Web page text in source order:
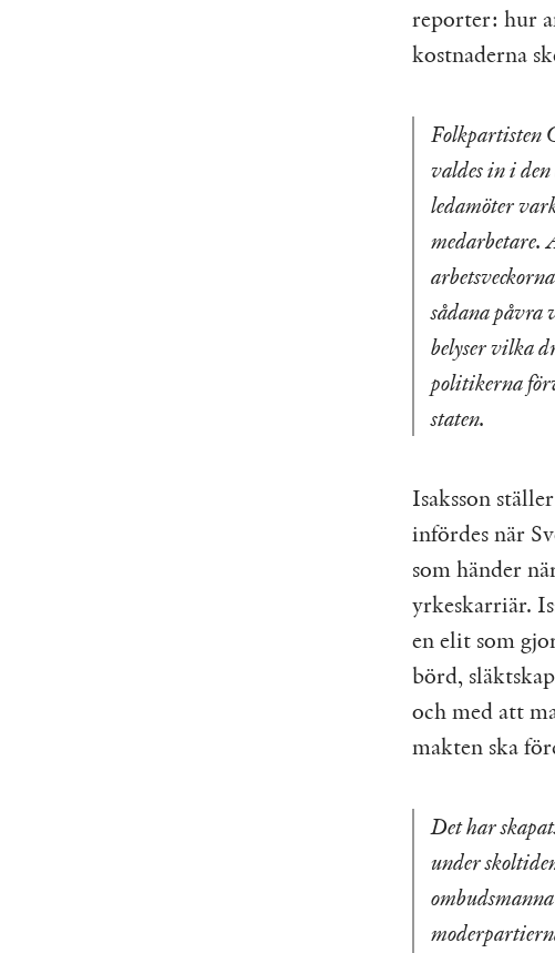
reporter: hur
kostnaderna
Folkpartisten
valdes in i
ledamöter
medarbetare.
sådana påvra
belyser vilka
politikerna
staten.
Isaksson
infördes när
som händer
yrkeskarriär.
en elit som
börd,
och med att
makten ska
Det har
under